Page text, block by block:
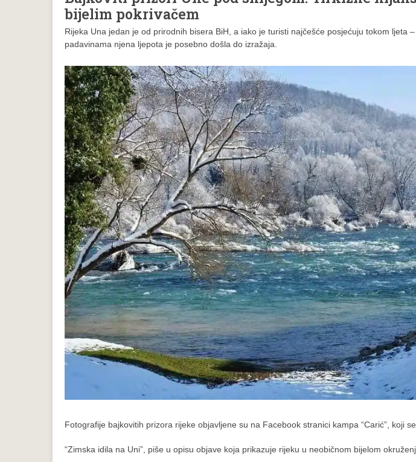
bijelim pokrivačem
Rijeka Una jedan je od prirodnih bisera BiH, a iako je turisti najčešće posjećuju tokom ljeta
padavinama njena ljepota je posebno došla do izražaja.
Fotografije bajkovitih prizora rijeke objavljene su na Facebook stranici kampa “Carić”, koji
“Zimska idila na Uni”, piše u opisu objave koja prikazuje rijeku u neobičnom bijelom